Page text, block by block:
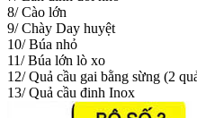
8/ Cào lớn
9/ Chày Day huyệt
10/ Búa nhỏ
11/ Búa lớn lò xo
12/ Quả cầu gai bằng sừng (2
13/ Quả cầu đinh Inox